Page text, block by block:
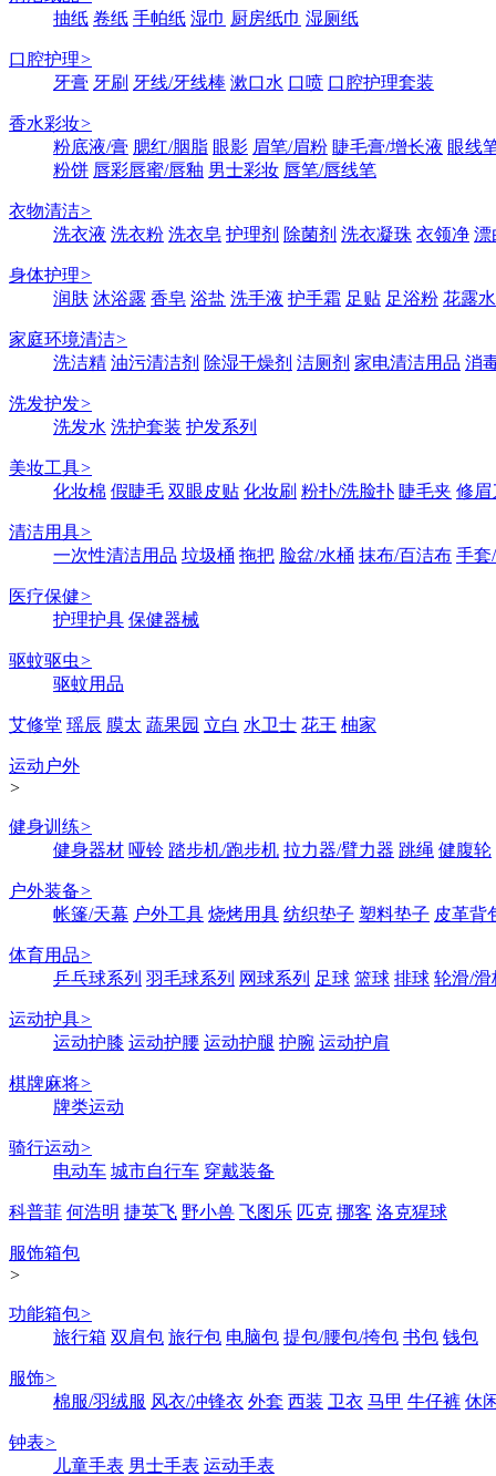
抽纸 卷纸 手帕纸 湿巾 厨房纸巾 湿厕纸
口腔护理>
牙膏 牙刷 牙线/牙线棒 漱口水 口喷 口腔护理套装
香水彩妆>
粉底液/膏 腮红/胭脂 眼影 眉笔/眉粉 睫毛膏/增长液 眼线
粉饼 唇彩唇蜜/唇釉 男士彩妆 唇笔/唇线笔
衣物清洁>
洗衣液 洗衣粉 洗衣皂 护理剂 除菌剂 洗衣凝珠 衣领净 漂
身体护理>
润肤 沐浴露 香皂 浴盐 洗手液 护手霜 足贴 足浴粉 花露水
家庭环境清洁>
洗洁精 油污清洁剂 除湿干燥剂 洁厕剂 家电清洁用品 消
洗发护发>
洗发水 洗护套装 护发系列
美妆工具>
化妆棉 假睫毛 双眼皮贴 化妆刷 粉扑/洗脸扑 睫毛夹 修眉
清洁用具>
一次性清洁用品 垃圾桶 拖把 脸盆/水桶 抹布/百洁布 手套
医疗保健>
护理护具 保健器械
驱蚊驱虫>
驱蚊用品
艾修堂 瑶辰 膜太 蔬果园 立白 水卫士 花王 柚家
运动户外
>
健身训练>
健身器材 哑铃 踏步机/跑步机 拉力器/臂力器 跳绳 健腹轮
户外装备>
帐篷/天幕 户外工具 烧烤用具 纺织垫子 塑料垫子 皮革背
体育用品>
乒乓球系列 羽毛球系列 网球系列 足球 篮球 排球 轮滑/滑
运动护具>
运动护膝 运动护腰 运动护腿 护腕 运动护肩
棋牌麻将>
牌类运动
骑行运动>
电动车 城市自行车 穿戴装备
科普菲 何浩明 捷英飞 野小兽 飞图乐 匹克 挪客 洛克猩球
服饰箱包
>
功能箱包>
旅行箱 双肩包 旅行包 电脑包 提包/腰包/挎包 书包 钱包
服饰>
棉服/羽绒服 风衣/冲锋衣 外套 西装 卫衣 马甲 牛仔裤 休
钟表>
儿童手表 男士手表 运动手表